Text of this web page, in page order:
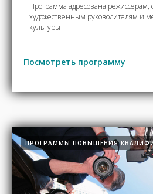
Программа адресована режиссерам,
художественным руководителям и
культуры
Посмотреть программу
ПРОГРАММЫ ПОВЫШЕНИЯ